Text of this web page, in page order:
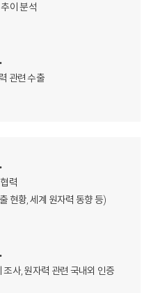
이 분석
관련 수출
력
현황, 세계 원자력 동향 등)
사, 원자력 관련 국내외 인증